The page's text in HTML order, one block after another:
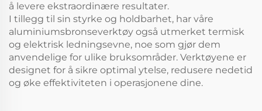
å levere ekstraordinære resultater.
I tillegg til sin styrke og holdbarhet, har våre
aluminiumsbronseverktøy også utmerket termisk
og elektrisk ledningsevne, noe som gjør dem
anvendelige for ulike bruksområder. Verktøyene er
designet for å sikre optimal ytelse, redusere nedetid
og øke effektiviteten i operasjonene dine.